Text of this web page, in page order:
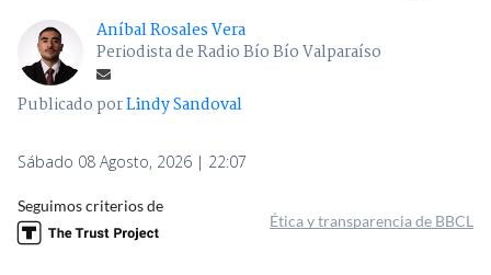
Aníbal Rosales Vera
Periodista de Radio Bío Bío Valparaíso
Publicado porLindy Sandoval
Sábado 08 Agosto, 2026 | 22:07
Seguimos criterios de
Ética y transparencia de BBCL